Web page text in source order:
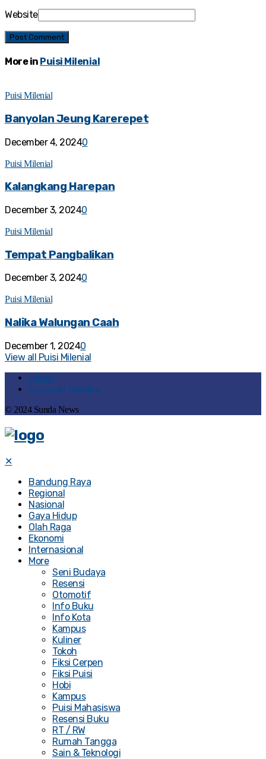
Website
More in Puisi Milenial
Puisi Milenial
Banyolan Jeung Karerepet
December 4, 20240
Puisi Milenial
Kalangkang Harepan
December 3, 20240
Puisi Milenial
Tempat Pangbalikan
December 3, 20240
Puisi Milenial
Nalika Walungan Caah
December 1, 20240
View all Puisi Milenial
Home
Susunan Redaksi
© 2024 Sunda News
✕
Bandung Raya
Regional
Nasional
Gaya Hidup
Olah Raga
Ekonomi
Internasional
More
Seni Budaya
Resensi
Otomotif
Info Buku
Info Kota
Kampus
Kuliner
Tokoh
Fiksi Cerpen
Fiksi Puisi
Hobi
Kampus
Puisi Mahasiswa
Resensi Buku
RT / RW
Rumah Tangga
Sain & Teknologi